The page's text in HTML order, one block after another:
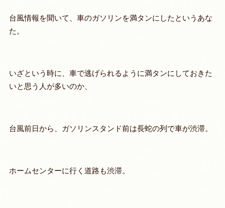
台風情報を聞いて、車のガソリンを満タンにしたというあな
た。
いざという時に、車で逃げられるように満タンにしておきた
いと思う人が多いのか、
台風前日から、ガソリンスタンド前は長蛇の列で車が渋滞。
ホームセンターに行く道路も渋滞。